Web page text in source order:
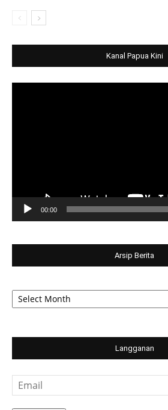
Kanal Papua Kini
00:00
Arsip Berita
Arsip
Berita
Langganan
Email